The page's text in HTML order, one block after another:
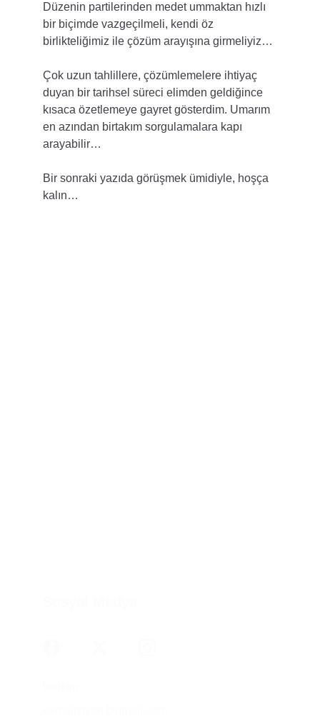
Düzenin partilerinden medet ummaktan hızlı
bir biçimde vazgeçilmeli, kendi öz
birlikteliğimiz ile çözüm arayışına girmeliyiz…
Çok uzun tahlillere, çözümlemelere ihtiyaç
duyan bir tarihsel süreci elimden geldiğince
kısaca özetlemeye gayret gösterdim. Umarım
en azından birtakım sorgulamalara kapı
arayabilir…
Bir sonraki yazıda görüşmek ümidiyle, hoşça
kalın…